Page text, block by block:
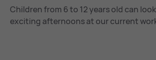
Children from 6 to 12 years old can
exciting afternoons at our current